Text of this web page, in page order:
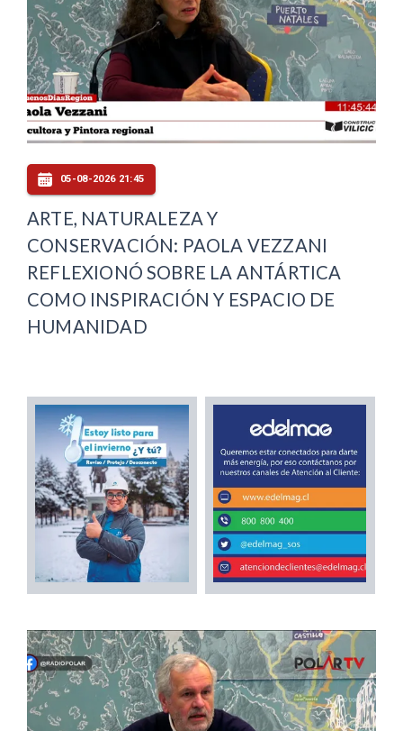
05-08-2026 21:45
ARTE, NATURALEZA Y
CONSERVACIÓN: PAOLA VEZZANI
REFLEXIONÓ SOBRE LA ANTÁRTICA
COMO INSPIRACIÓN Y ESPACIO DE
HUMANIDAD